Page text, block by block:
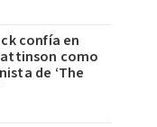
confía en
como
de ‘The